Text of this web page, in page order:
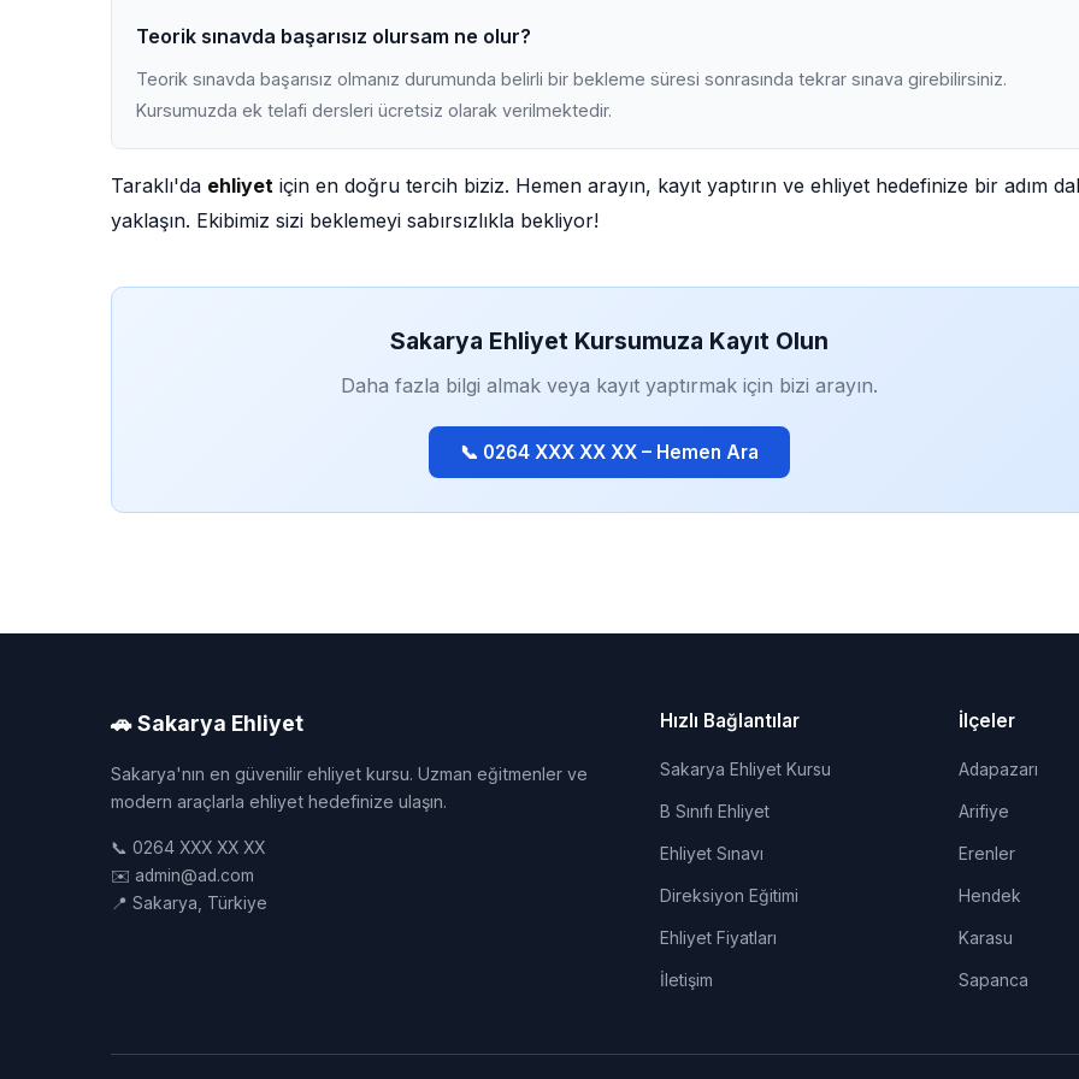
Teorik sınavda başarısız olursam ne olur?
Teorik sınavda başarısız olmanız durumunda belirli bir bekleme süresi sonrasında tekrar sınava girebilirsiniz.
Kursumuzda ek telafi dersleri ücretsiz olarak verilmektedir.
Taraklı'da ehliyet için en doğru tercih biziz. Hemen arayın, kayıt yaptırın ve ehliyet hedefinize bir adım
yaklaşın. Ekibimiz sizi beklemeyi sabırsızlıkla bekliyor!
Sakarya Ehliyet Kursumuza Kayıt Olun
Daha fazla bilgi almak veya kayıt yaptırmak için bizi arayın.
📞 0264 XXX XX XX – Hemen Ara
🚗 Sakarya Ehliyet
Sakarya'nın en güvenilir ehliyet kursu. Uzman eğitmenler ve
modern araçlarla ehliyet hedefinize ulaşın.
📞 0264 XXX XX XX
✉️ admin@ad.com
📍 Sakarya, Türkiye
Hızlı Bağlantılar
Sakarya Ehliyet Kursu
B Sınıfı Ehliyet
Ehliyet Sınavı
Direksiyon Eğitimi
Ehliyet Fiyatları
İletişim
İlçeler
Adapazarı
Arifiye
Erenler
Hendek
Karasu
Sapanca